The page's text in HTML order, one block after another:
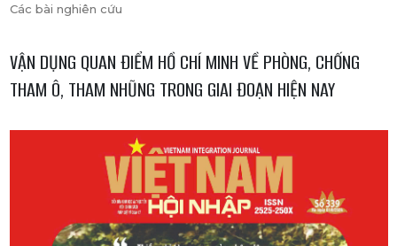
Các bài nghiên cứu
VẬN DỤNG QUAN ĐIỂM HỒ CHÍ MINH VỀ PHÒNG, CHỐNG
THAM Ô, THAM NHŨNG TRONG GIAI ĐOẠN HIỆN NAY